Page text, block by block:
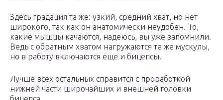
Здесь градация та же: узкий, средний хват, но нет
широкого, так как он анатомически неудобен. То,
какие мышцы качаются, надеюсь, вы уже запомнили.
Ведь с обратным хватом нагружаются те же мускулы,
но в работу включаются еще и бицепсы.
Лучше всех остальных справится с проработкой
нижней части широчайших и внешней головки